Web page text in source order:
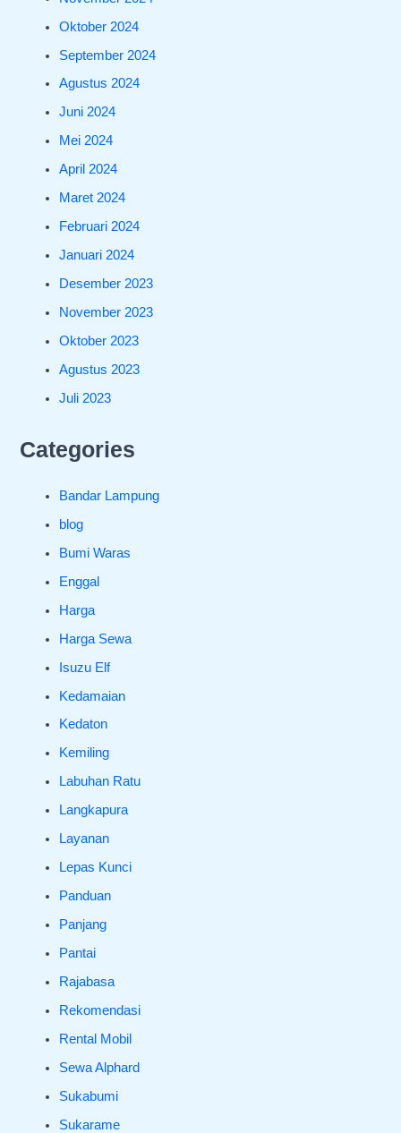
Oktober 2024
September 2024
Agustus 2024
Juni 2024
Mei 2024
April 2024
Maret 2024
Februari 2024
Januari 2024
Desember 2023
November 2023
Oktober 2023
Agustus 2023
Juli 2023
Categories
Bandar Lampung
blog
Bumi Waras
Enggal
Harga
Harga Sewa
Isuzu Elf
Kedamaian
Kedaton
Kemiling
Labuhan Ratu
Langkapura
Layanan
Lepas Kunci
Panduan
Panjang
Pantai
Rajabasa
Rekomendasi
Rental Mobil
Sewa Alphard
Sukabumi
Sukarame